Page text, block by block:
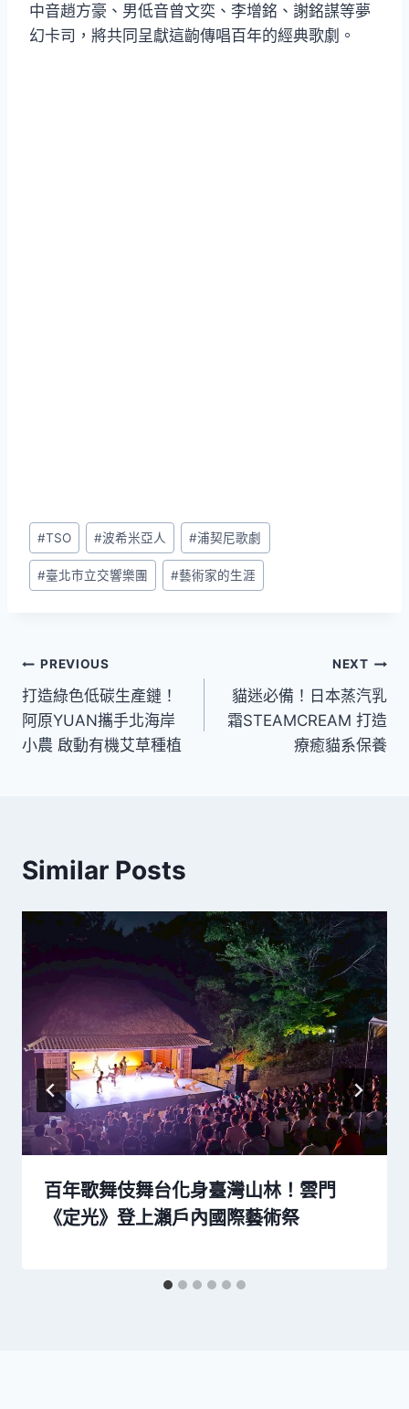
中音趙方豪、男低音曾文奕、李增銘、謝銘謀等夢
幻卡司，將共同呈獻這齣傳唱百年的經典歌劇。
Post
Tags:
#TSO #波希米亞人 #浦契尼歌劇
#臺北市立交響樂團 #藝術家的生涯
文
章
導
PREVIOUS
打造綠色低碳生產鏈！
阿原YUAN攜手北海岸
小農 啟動有機艾草種植
NEXT
貓迷必備！日本蒸汽乳
霜STEAMCREAM 打造
療癒貓系保養
Similar Posts
百年歌舞伎舞台化身臺灣山林！雲門
《定光》登上瀨戶內國際藝術祭